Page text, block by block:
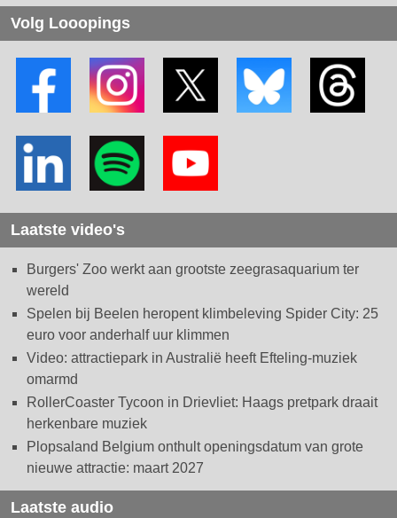
Volg Looopings
Laatste video's
Burgers' Zoo werkt aan grootste zeegrasaquarium ter
wereld
Spelen bij Beelen heropent klimbeleving Spider City: 25
euro voor anderhalf uur klimmen
Video: attractiepark in Australië heeft Efteling-muziek
omarmd
RollerCoaster Tycoon in Drievliet: Haags pretpark draait
herkenbare muziek
Plopsaland Belgium onthult openingsdatum van grote
nieuwe attractie: maart 2027
Laatste audio